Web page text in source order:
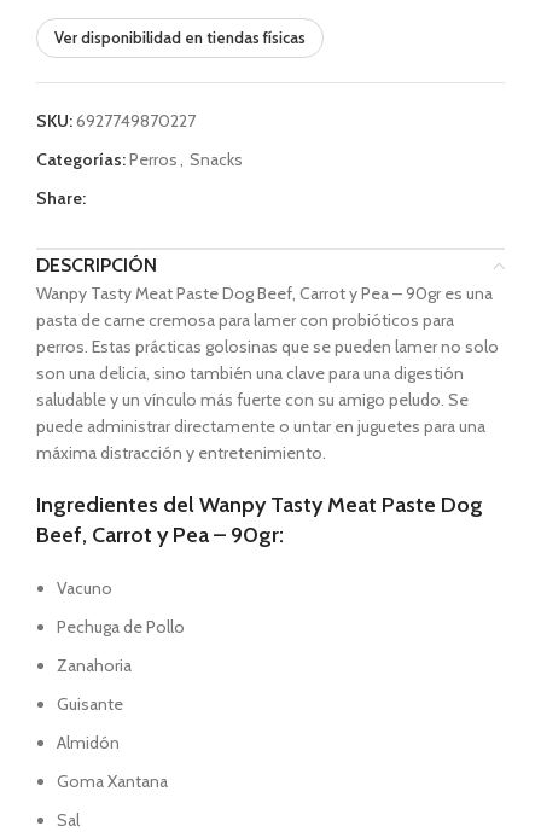
Ver disponibilidad en tiendas físicas
SKU:6927749870227
Categorías:Perros, Snacks
Share:
DESCRIPCIÓN
Wanpy Tasty Meat Paste Dog Beef, Carrot y Pea – 90gr es una
pasta de carne cremosa para lamer con probióticos para
perros. Estas prácticas golosinas que se pueden lamer no solo
son una delicia, sino también una clave para una digestión
saludable y un vínculo más fuerte con su amigo peludo. Se
puede administrar directamente o untar en juguetes para una
máxima distracción y entretenimiento.
Ingredientes del Wanpy Tasty Meat Paste Dog
Beef, Carrot y Pea – 90gr:
Vacuno
Pechuga de Pollo
Zanahoria
Guisante
Almidón
Goma Xantana
Sal